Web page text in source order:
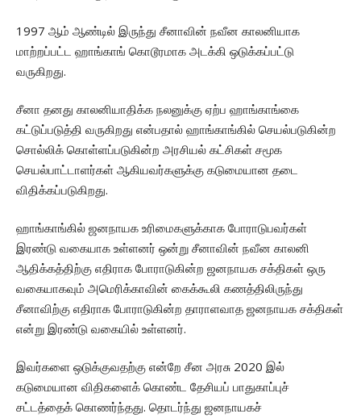
1997 ஆம் ஆண்டில் இருந்து சீனாவின் நவீன காலனியாக
மாற்றப்பட்ட ஹாங்காங் கொடூரமாக அடக்கி ஒடுக்கப்பட்டு
வருகிறது.
சீனா தனது காலனியாதிக்க நலனுக்கு ஏற்ப ஹாங்காங்கை
கட்டுப்படுத்தி வருகிறது என்பதால் ஹாங்காங்கில் செயல்படுகின்ற
சொல்லிக் கொள்ளப்படுகின்ற அரசியல் கட்சிகள் சமூக
செயல்பாட்டாளர்கள் ஆகியவர்களுக்கு கடுமையான தடை
விதிக்கப்படுகிறது.
ஹாங்காங்கில் ஜனநாயக உரிமைகளுக்காக போராடுபவர்கள்
இரண்டு வகையாக உள்ளனர் ஒன்று சீனாவின் நவீன காலனி
ஆதிக்கத்திற்கு எதிராக போராடுகின்ற ஜனநாயக சக்திகள் ஒரு
வகையாகவும் அமெரிக்காவின் கைக்கூலி கணத்திலிருந்து
சீனாவிற்கு எதிராக போராடுகின்ற தாராளவாத ஜனநாயக சக்திகள்
என்று இரண்டு வகையில் உள்ளனர்.
இவர்களை ஒடுக்குவதற்கு என்றே சீன அரசு 2020 இல்
கடுமையான விதிகளைக் கொண்ட தேசியப் பாதுகாப்புச்
சட்டத்தைக் கொணர்ந்தது. தொடர்ந்து ஜனநாயகச்